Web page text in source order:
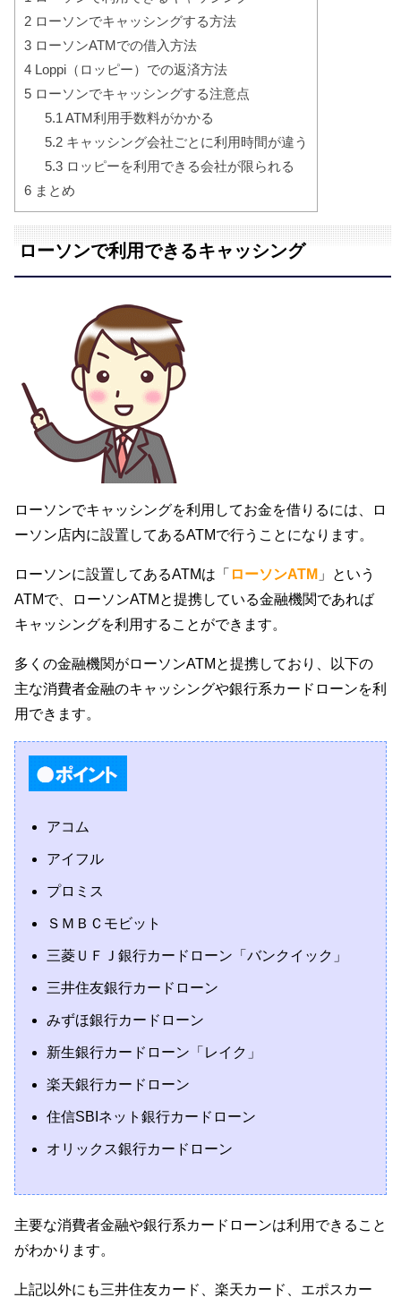
2 ローソンでキャッシングする方法
3 ローソンATMでの借入方法
4 Loppi（ロッピー）での返済方法
5 ローソンでキャッシングする注意点
5.1 ATM利用手数料がかかる
5.2キャッシング会社ごとに利用時間が違う
5.3ロッピーを利用できる会社が限られる
6 まとめ
ローソンで利用できるキャッシング
ローソンでキャッシングを利用してお金を借りるには、ロ
ーソン店内に設置してあるATMで行うことになります。
ローソンに設置してあるATMは「 ローソンATM 」という
ATMで、ローソンATMと提携している金融機関であれば
キャッシングを利用することができます。
多くの金融機関がローソンATMと提携しており、以下の
主な消費者金融のキャッシングや銀行系カードローンを利
用できます。
アコム
アイフル
プロミス
ＳＭＢＣモビット
三菱ＵＦＪ銀行カードローン「バンクイック」
三井住友銀行カードローン
みずほ銀行カードローン
新生銀行カードローン「レイク」
楽天銀行カードローン
住信SBIネット銀行カードローン
オリックス銀行カードローン
主要な消費者金融や銀行系カードローンは利用できること
がわかります。
上記以外にも三井住友カード、楽天カード、エポスカー